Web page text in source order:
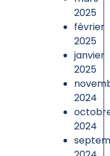
2025
février
2025
janvier
2025
2024
2024